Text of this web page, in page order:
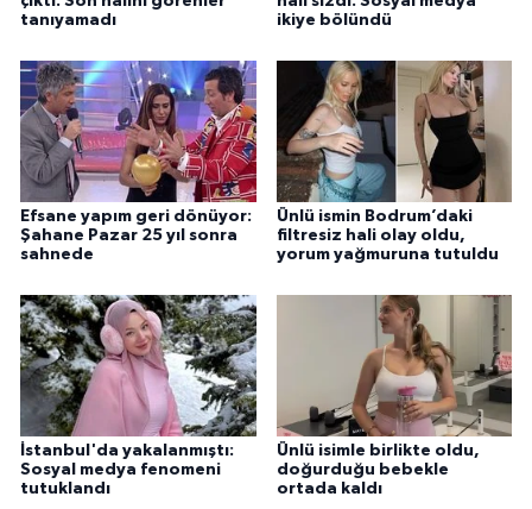
tanıyamadı
ikiye bölündü
Efsane yapım geri dönüyor:
Şahane Pazar 25 yıl sonra
sahnede
Ünlü ismin Bodrum’daki
filtresiz hali olay oldu,
yorum yağmuruna tutuldu
İstanbul'da yakalanmıştı:
Sosyal medya fenomeni
tutuklandı
Ünlü isimle birlikte oldu,
doğurduğu bebekle
ortada kaldı